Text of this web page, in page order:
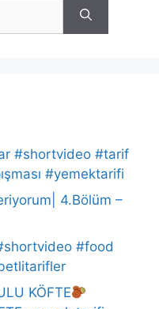
#shortvideo #tarif
#yemektarifi
4.Bölüm –
#food
KÖFTE